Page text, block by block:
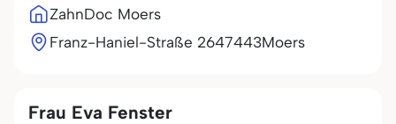
ZahnDoc Moers
Franz-Haniel-Straße 2647443Moers
Frau Eva Fenster